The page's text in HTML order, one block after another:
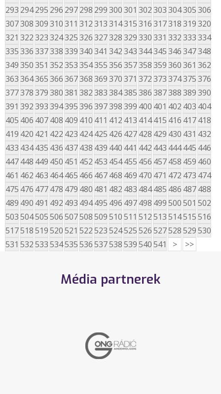
293 294295 296 297298 299300301 302303304305306
307308309310311 312313314315316317318319320
321 322323324325326327328329330331 332333334
335336337338339340341 342343344345346347348
349350351 352353354355356357358359360361 362
363364365366367368369370371 372373374375376
377378379380381 382383384385386387388389390
391 392393394395396397398399 400 401 402 403 404
405 406 407408 409 410 411 412 413 414415 416 417418
419 420 421 422 423 424425 426 427428 429 430 431 432
433 434435 436 437438 439 440 441 442 443 444445 446
447448 449 450 451 452 453 454455 456 457458 459 460
461 462 463 464465 466 467468 469 470 471 472 473 474
475 476 477478 479 480 481 482 483 484485 486 487488
489 490 491 492 493 494495 496 497498 499500501 502
503504505506507508509510511 512513514515516
517518519520521 522523524525526527528529530
531 532533534535536537538539540541 > >>
Média partnerek